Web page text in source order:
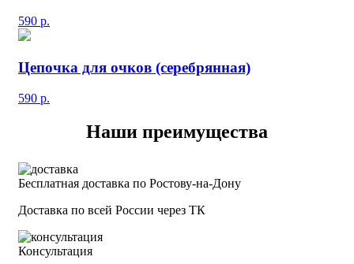
590 р.
Цепочка для очков (серебрянная)
590 р.
Наши преимущества
Бесплатная доставка по Ростову-на-Дону
Доставка по всей России через ТК
Консультация